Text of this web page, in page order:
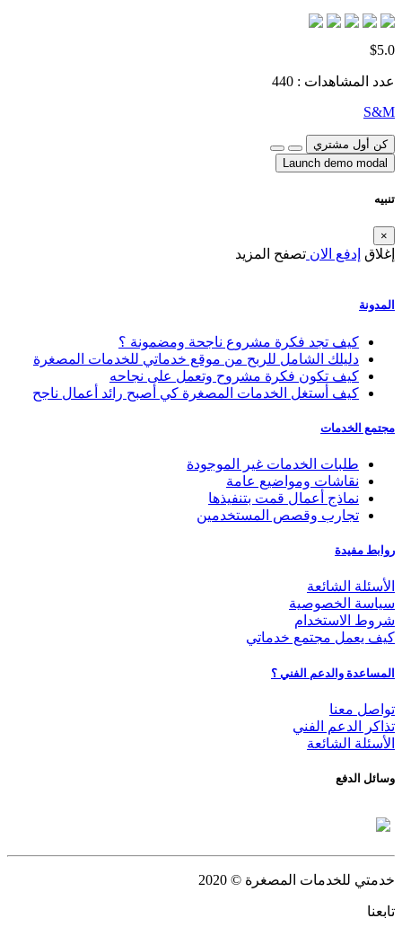
$5.0
عدد المشاهدات : 440
S&M
كن أول مشتري
Launch demo modal
تنبيه
×
إغلاق إدفع الان تصفح المزيد
المدونة
كيف تجد فكرة مشروع ناجحة ومضمونة ؟
دليلك الشامل للربح من موقع خدماتي للخدمات المصغرة
كيف تكون فكرة مشروح وتعمل على نجاحه
كيف أستغل الخدمات المصغرة كي أصبح رائد أعمال ناجح
مجتمع الخدمات
طلبات الخدمات غير الموجودة
نقاشات ومواضيع عامة
نماذج أعمال قمت بتنفيذها
تجارب وقصص المستخدمين
روابط مفيدة
الأسئلة الشائعة
سياسة الخصوصية
شروط الاستخدام
كيف يعمل مجتمع خدماتي
المساعدة والدعم الفني ؟
تواصل معنا
تذاكر الدعم الفني
الأسئلة الشائعة
وسائل الدفع
خدمتي للخدمات المصغرة © 2020
تابعنا